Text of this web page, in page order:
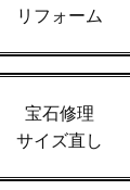
リフォーム
宝石修理
サイズ直し